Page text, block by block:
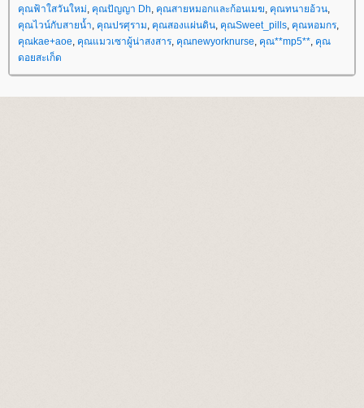
คุณฟ้าใสวันใหม่, คุณปัญญา Dh, คุณสายหมอกและก้อนเมฆ, คุณทนายอ้วน,
คุณไวน์กับสายน้ำ, คุณปรศุราม, คุณสองแผ่นดิน, คุณSweet_pills, คุณหอมกร,
คุณkae+aoe, คุณแมวเซาผู้น่าสงสาร, คุณnewyorknurse, คุณ**mp5**, คุณ
ดอยสะเก็ด